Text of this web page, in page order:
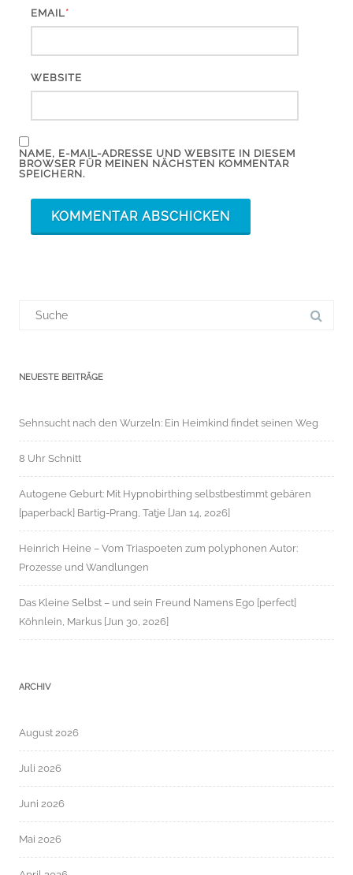
EMAIL*
WEBSITE
NAME, E-MAIL-ADRESSE UND WEBSITE IN DIESEM
BROWSER FÜR MEINEN NÄCHSTEN KOMMENTAR
SPEICHERN.
NEUESTE BEITRÄGE
Sehnsucht nach den Wurzeln: Ein Heimkind findet seinen Weg
8 Uhr Schnitt
Autogene Geburt: Mit Hypnobirthing selbstbestimmt gebären
[paperback] Bartig-Prang, Tatje [Jan 14, 2026]
Heinrich Heine – Vom Triaspoeten zum polyphonen Autor:
Prozesse und Wandlungen
Das Kleine Selbst – und sein Freund Namens Ego [perfect]
Köhnlein, Markus [Jun 30, 2026]
ARCHIV
August 2026
Juli 2026
Juni 2026
Mai 2026